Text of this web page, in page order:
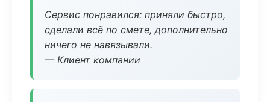
Сервис понравился: приняли быстро,
сделали всё по смете, дополнительно
ничего не навязывали.
— Клиент компании